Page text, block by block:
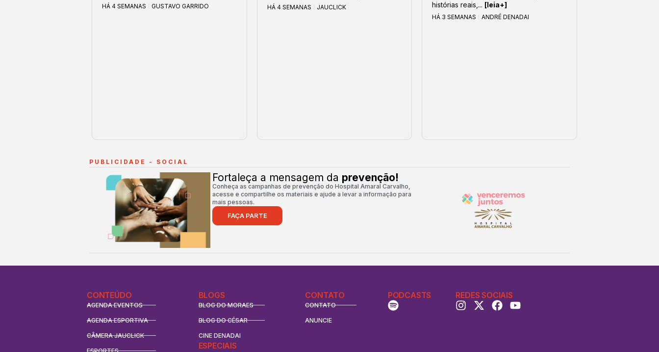
HÁ 4 SEMANAS GUSTAVO GARRIDO HÁ 4 SEMANAS JAUCLICK
histórias reais,... [leia+]
HÁ 3 SEMANAS ANDRÉ DENADAI
PUBLICIDADE - SOCIAL
Fortaleça a mensagem da prevenção!
Conheça as campanhas de prevenção do Hospital Amaral Carvalho,
acesse e compartilhe os materiais e ajude a levar a informação para
mais pessoas.
FAÇA PARTE
CONTEÚDO
AGENDA EVENTOS
AGENDA ESPORTIVA
CÂMERA JAUCLICK
BLOGS
BLOG DO MORAES
BLOG DO CÉSAR
CINE DENADAI
ESPECIAIS
CONTATO
CONTATO
ANUNCIE
PODCASTS REDES SOCIAIS